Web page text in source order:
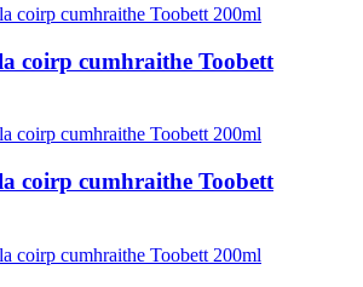
coirp cumhraithe Toobett
coirp cumhraithe Toobett